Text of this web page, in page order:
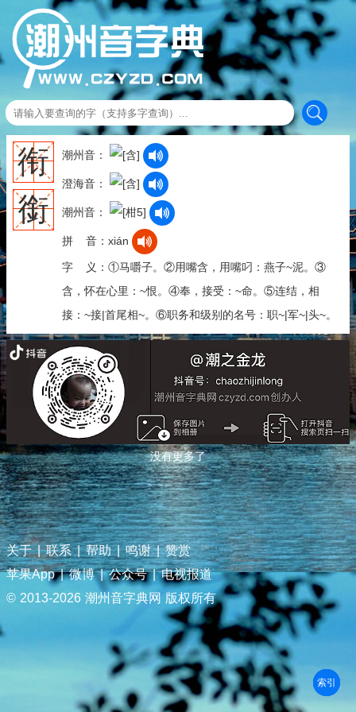
衔
銜
潮州音：
澄海音：
潮州音：
拼 音：xián
字 义：①马嚼子。②用嘴含，用嘴叼：燕子~泥。③
含，怀在心里：~恨。④奉，接受：~命。⑤连结，相
接：~接|首尾相~。⑥职务和级别的名号：职~|军~|头~。
没有更多了
关于 | 联系 | 帮助 | 鸣谢 | 赞赏
苹果App | 微博 | 公众号 | 电视报道
© 2013-2026 潮州音字典网 版权所有
部首
笔划
拼音
潮拼